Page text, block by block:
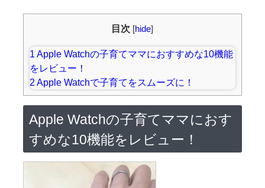
目次 [hide]
1 Apple Watchの子育てママにおすすめな10機能
をレビュー！
2 Apple Watchで子育てをスムーズに！
Apple Watchの子育てママにおす
すめな10機能をレビュー！